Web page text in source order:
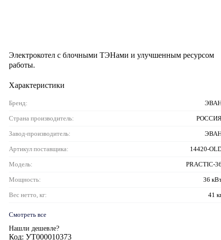
Электрокотел с блочными ТЭНами и улучшенным ресурсом
работы.
Характеристики
Бренд:
Страна производитель:
Завод-производитель:
Артикул поставщика: 14420-
Модель: PRACTIC-
Мощность: 36
Вес нетто, кг: 41
Смотреть все
Нашли дешевле?
Код: УТ000010373